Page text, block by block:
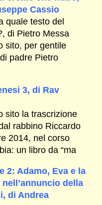
Cassio
quale testo del
di Pietro Messa
sito, per gentile
padre Pietro
3, di Rav
sito la trascrizione
rabbino Riccardo
2014, nel corso
un libro da “ma
2: Adamo, Eva e la
della
di Andrea